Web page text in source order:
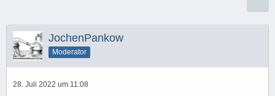
JochenPankow
Moderator
28. Juli 2022 um 11:08